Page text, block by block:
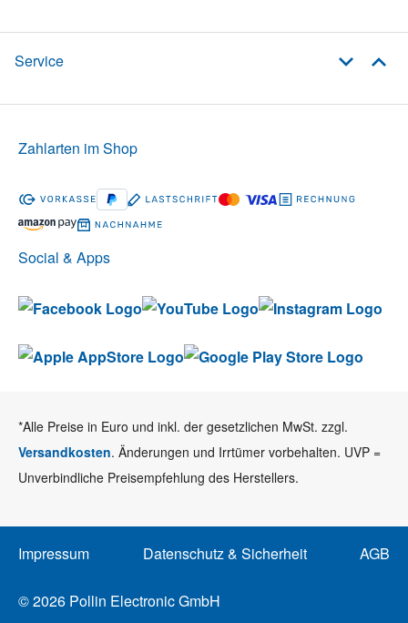
Service
Social & Apps
Zahlarten im Shop
*Alle Preise in Euro und inkl. der gesetzlichen MwSt. zzgl.
Versandkosten. Änderungen und Irrtümer vorbehalten. UVP =
Unverbindliche Preisempfehlung des Herstellers.
Impressum Datenschutz & Sicherheit AGB
© 2026 Pollin Electronic GmbH